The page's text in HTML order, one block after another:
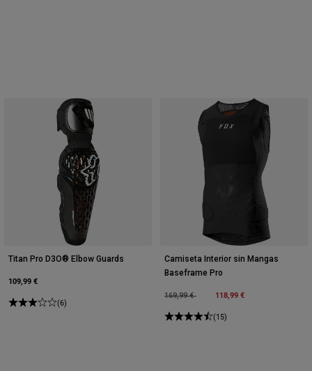
Titan Pro D3O® Elbow Guards
109,99 €
(6)
Camiseta Interior sin Mangas
Baseframe Pro
Price reduced from
169,99 €to 118,99 €
(15)